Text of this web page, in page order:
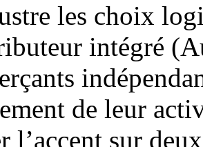
les choix
intégré
de leur
l’accent sur